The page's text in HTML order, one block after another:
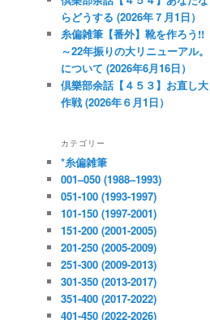
らどうする (2026年７月1日）
糸偏雑筆【番外】靴を作ろう!!
～22年振りの大リニューアル。
について (2026年6月16日）
倶樂部余話【４５３】お直し大
作戦 (2026年６月1日）
カテゴリー
*糸偏雑筆
001–050 (1988–1993)
051-100 (1993-1997)
101-150 (1997-2001)
151-200 (2001-2005)
201-250 (2005-2009)
251-300 (2009-2013)
301-350 (2013-2017)
351-400 (2017-2022)
401-450 (2022-2026)